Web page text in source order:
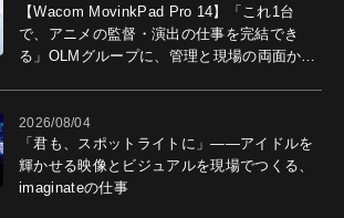
【Wacom MovinkPad Pro 14】「これ1台
で、アニメの監督・演出の仕事を完結でき
る」OLMグループに、管理と現場の両面から
2026/08/04
「君も、スポットライトに」――アイドルを
輝かせる映像とビジュアルを現場でつくる、
imaginateの仕事